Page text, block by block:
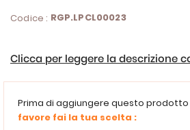
Codice : RGP.LPCL00023
Clicca per leggere la descrizione
Prima di aggiungere questo
favore fai la tua scelta :